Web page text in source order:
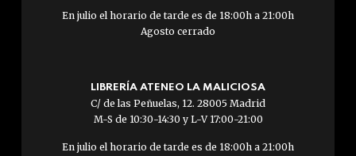
En julio el horario de tarde es de 18:00h a 21:00h
Agosto cerrado
LIBRERÍA ATENEO LA MALICIOSA
C/ de las Peñuelas, 12. 28005 Madrid
M-S de 10:30-14:30 y L-V 17:00-21:00
En julio el horario de tarde es de 18:00h a 21:00h